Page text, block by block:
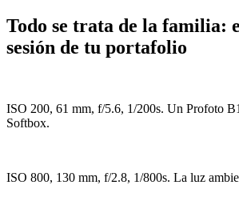
Todo se trata de la familia:
sesión de tu portafolio
ISO 200, 61 mm, f/5.6, 1/200s. Un Profoto
Softbox.
ISO 800, 130 mm, f/2.8, 1/800s. La luz